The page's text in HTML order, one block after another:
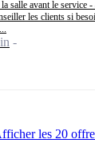
salle avant le service
les clients si
les 20